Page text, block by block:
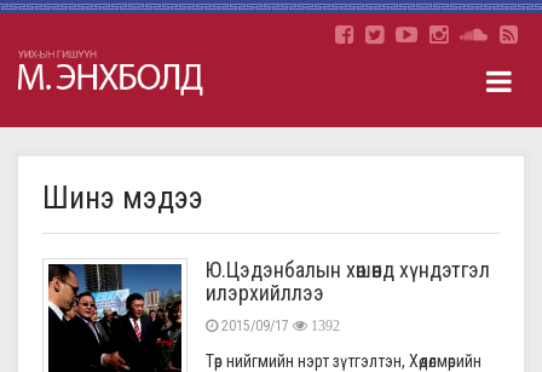
Шинэ мэдээ
Ю.Цэдэнбалын хөшөөнд хүндэтгэл
илэрхийллээ
2015/09/17 1392
Төр нийгмийн нэрт зүтгэлтэн, Хөдөлмөрийн